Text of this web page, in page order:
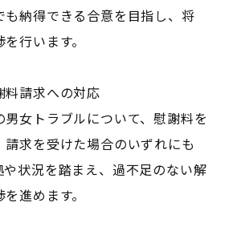
も納得できる合意を目指し、将
行います。
請求への対応
女トラブルについて、慰謝料を
求を受けた場合のいずれにも
状況を踏まえ、過不足のない解
進めます。